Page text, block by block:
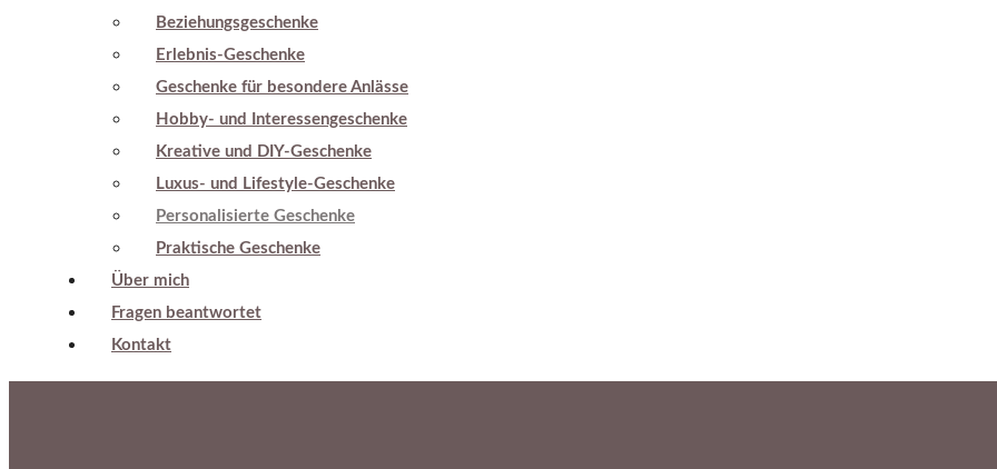
Beziehungsgeschenke
Erlebnis-Geschenke
Geschenke für besondere Anlässe
Hobby- und Interessengeschenke
Kreative und DIY-Geschenke
Luxus- und Lifestyle-Geschenke
Personalisierte Geschenke
Praktische Geschenke
Über mich
Fragen beantwortet
Kontakt